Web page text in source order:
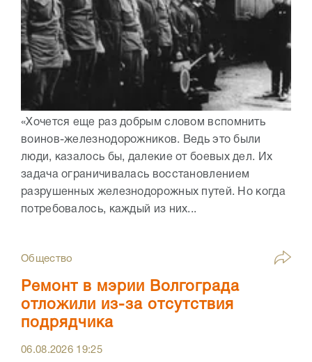
«Хочется еще раз добрым словом вспомнить
воинов-железнодорожников. Ведь это были
люди, казалось бы, далекие от боевых дел. Их
задача ограничивалась восстановлением
разрушенных железнодорожных путей. Но когда
потребовалось, каждый из них...
Общество
Ремонт в мэрии Волгограда
отложили из-за отсутствия
подрядчика
06.08.2026 19:25